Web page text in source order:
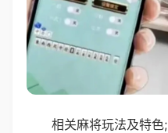
相关麻将玩法及特色;